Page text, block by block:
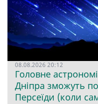
08.08.2026 20:12
Головне
Дніпра зможуть
Персеїди (коли